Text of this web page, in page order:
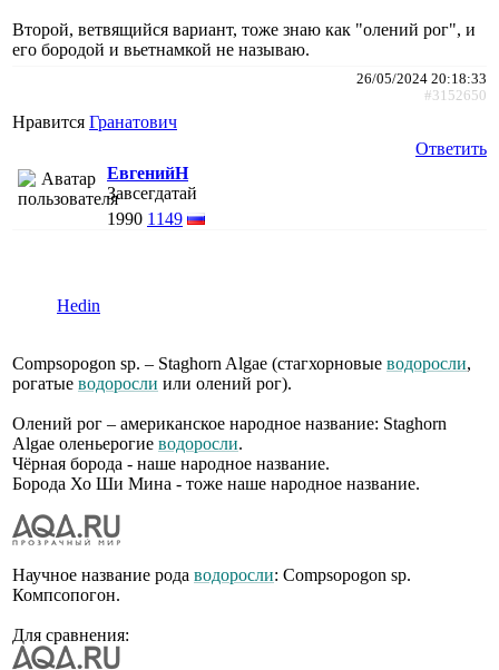
Второй, ветвящийся вариант, тоже знаю как "олений рог", и
его бородой и вьетнамкой не называю.
26/05/2024 20:18:33
#3152650
Нравится Гранатович
Ответить
ЕвгенийН
Завсегдатай
1990 1149
Hedin
Compsopogon sp. – Staghorn Algae (стагхорновые водоросли,
рогатые водоросли или олений рог).
Олений рог – американское народное название: Staghorn
Algae оленьерогие водоросли.
Чёрная борода - наше народное название.
Борода Хо Ши Мина - тоже наше народное название.
Научное название рода водоросли: Compsopogon sp.
Компсопогон.
Для сравнения: